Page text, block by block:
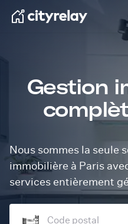
Gestion
Nous sommes la seule
immobilière à Paris
services entièrement